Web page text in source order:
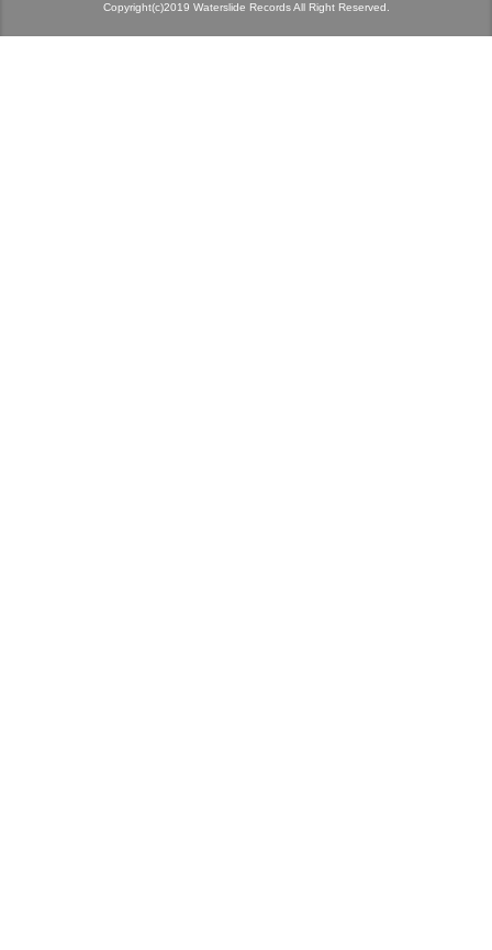
Copyright(c)2019 Waterslide Records All Right Reserved.